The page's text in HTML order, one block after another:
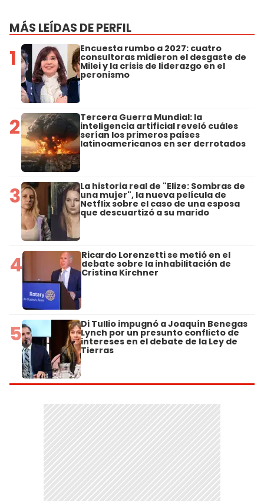
MÁS LEÍDAS DE PERFIL
1 Encuesta rumbo a 2027: cuatro
consultoras midieron el desgaste de
Milei y la crisis de liderazgo en el
peronismo
2 Tercera Guerra Mundial: la
inteligencia artificial reveló cuáles
serían los primeros países
latinoamericanos en ser derrotados
3 La historia real de "Elize: Sombras de
una mujer", la nueva película de
Netflix sobre el caso de una esposa
que descuartizó a su marido
4 Ricardo Lorenzetti se metió en el
debate sobre la inhabilitación de
Cristina Kirchner
5 Di Tullio impugnó a Joaquín Benegas
Lynch por un presunto conflicto de
intereses en el debate de la Ley de
Tierras